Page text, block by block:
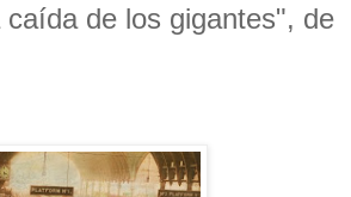
de los gigantes", de